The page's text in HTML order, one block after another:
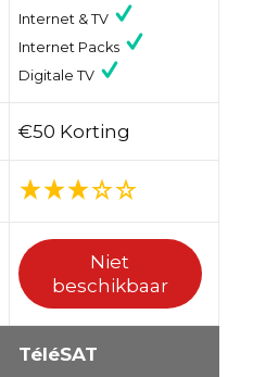
Internet & TV
Internet Packs
Digitale TV
€50 Korting
Niet
beschikbaar
TéléSAT